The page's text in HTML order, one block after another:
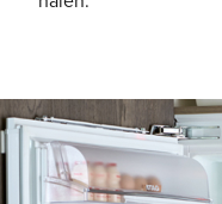
Ontdek ATAG
Inspiratie
Service